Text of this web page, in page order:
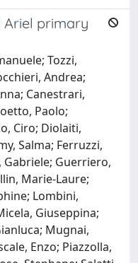
Ariel primary
Tozzi,
Andrea;
Canestrari,
Paolo;
Ciro; Diolaiti,
Salma; Ferruzzi,
Gabriele; Guerriero,
Marie-Laure;
Lombini,
Giuseppina;
Mugnai,
Enzo; Piazzolla,